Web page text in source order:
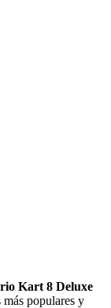
Kart 8 Deluxe
populares y